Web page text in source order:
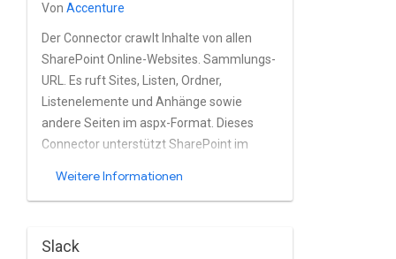
Die integrierte Nutzer- und
Gruppenverwaltung von Online sowie
Azure Active Verzeichnis und auch
OAuth-Anbieter wie SiteMinder und Okta.
Die unterstützt insbesondere die
Verbundauthentifizierung Microsoft 365-
Mandanten.
Von Accenture
Der Connector crawlt Inhalte von allen
SharePoint Online-Websites. Sammlungs-
URL. Es ruft Sites, Listen, Ordner,
Listenelemente und Anhänge sowie
andere Seiten im aspx-Format. Dieses
Connector unterstützt SharePoint im
inkrementelle die Dokumenthierarchie
Weitere Informationen
Slack